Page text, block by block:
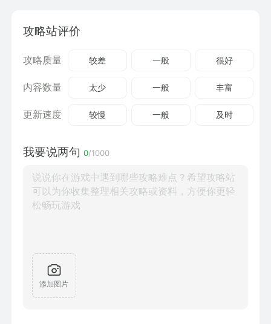
攻略站评价
攻略质量 较差 一般 很好
内容数量 太少 一般 丰富
更新速度 较慢 一般 及时
我要说两句 0/1000
添加图片